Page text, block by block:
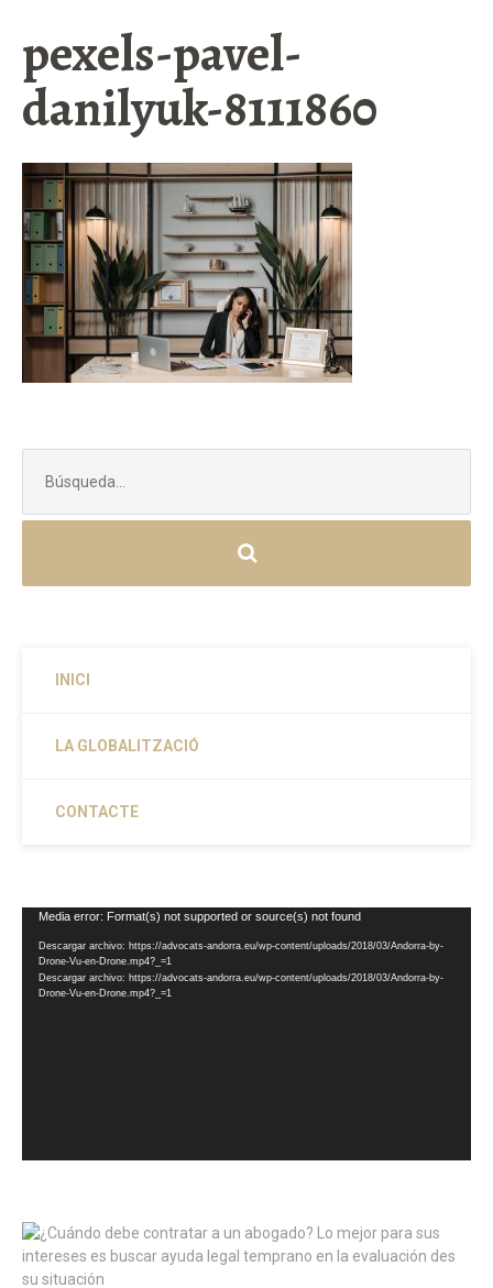
pexels-pavel-
danilyuk-8111860
INICI
LA GLOBALITZACIÓ
CONTACTE
Reproductor
vídeo
Media error: Format(s) not supported or source(s) not found
Descargar archivo: https://advocats-andorra.eu/wp-content/uploads/2018/03/Andorra-by-
Drone-Vu-en-Drone.mp4?_=1
Descargar archivo: https://advocats-andorra.eu/wp-content/uploads/2018/03/Andorra-by-
Drone-Vu-en-Drone.mp4?_=1